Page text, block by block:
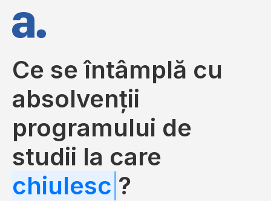
Ce se întâmplă cu
absolvenții
programului de
studii la care
chiul ?